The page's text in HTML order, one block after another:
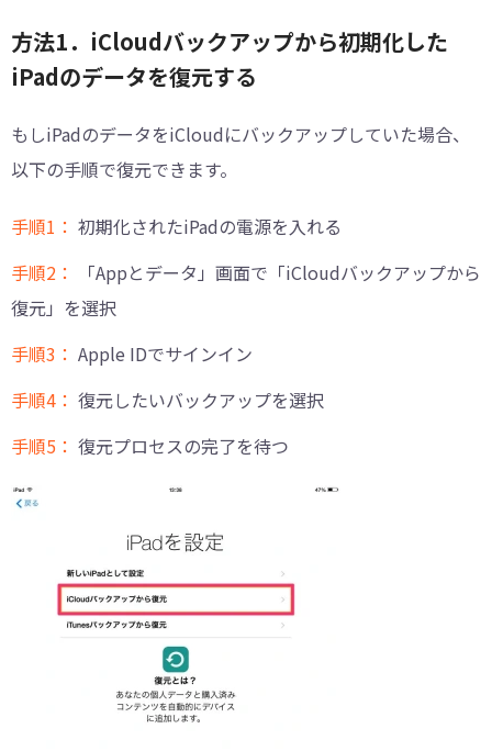
方法1．iCloudバックアップから初期化した
iPadのデータを復元する
もしiPadのデータをiCloudにバックアップしていた場合、
以下の手順で復元できます。
手順1： 初期化されたiPadの電源を入れる
手順2：
「Appとデータ」画面で「iCloudバックアップから
復元」を選択
手順3： Apple IDでサインイン
手順4： 復元したいバックアップを選択
手順5： 復元プロセスの完了を待つ